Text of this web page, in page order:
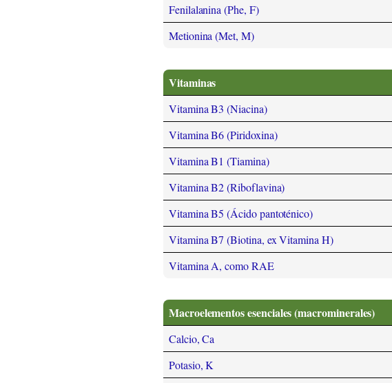
Fenilalanina (Phe, F)
Metionina (Met, M)
Vitaminas
Vitamina B3 (Niacina)
Vitamina B6 (Piridoxina)
Vitamina B1 (Tiamina)
Vitamina B2 (Riboflavina)
Vitamina B5 (Ácido pantoténico)
Vitamina B7 (Biotina, ex Vitamina H)
Vitamina A, como RAE
Macroelementos esenciales (macrominerales)
Calcio, Ca
Potasio, K